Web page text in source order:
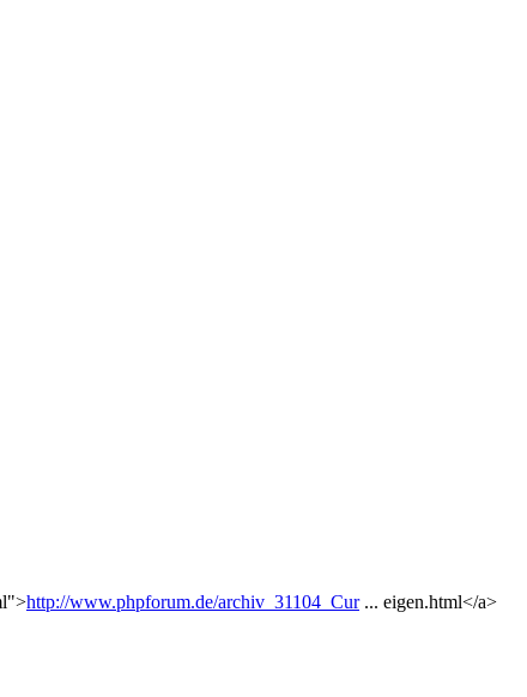
http://www.phpforum.de/archiv_31104_Cur... eigen.html</a>